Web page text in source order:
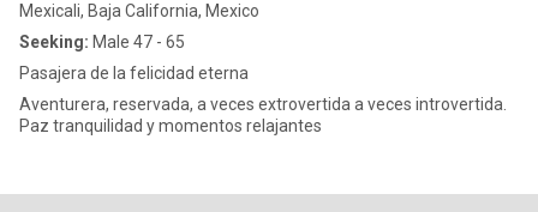
Mexicali, Baja California, Mexico
Seeking: Male 47 - 65
Pasajera de la felicidad eterna
Aventurera, reservada, a veces extrovertida a veces introvertida.
Paz tranquilidad y momentos relajantes